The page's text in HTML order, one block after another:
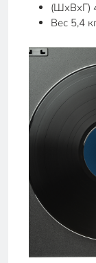
(ШхВхГ)
Вес 5,4